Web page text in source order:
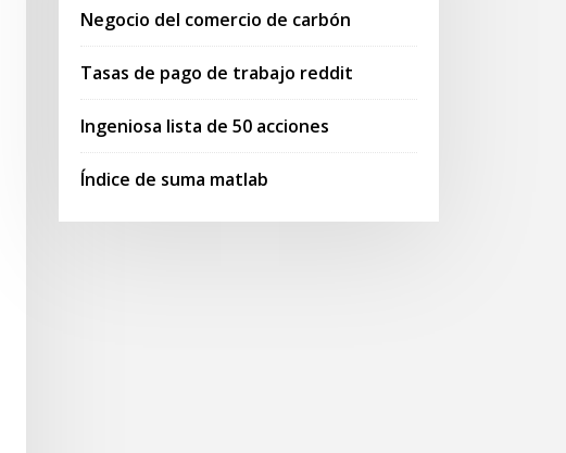
Negocio del comercio de carbón
Tasas de pago de trabajo reddit
Ingeniosa lista de 50 acciones
Índice de suma matlab